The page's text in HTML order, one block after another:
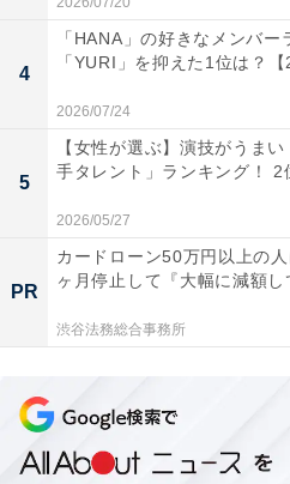
人が多そうなイメージがある
城県）、「学園都市で、天皇
らお金持ちの街なのではと思
県）といった声がありました
この記事の執筆者
All About ニュースの編集者。オー
ドにフォーカスした記事執筆やSEO
ちにAll About ニュースチームのメ
チャー・エンタメなどを中心に企画
屋巡りとスポーツ観戦が生きがい。
4
「HANA」の好きなメンバ
「YURI」を抑えた1位は？【
2026/07/24
5
【女性が選ぶ】演技がうま
手タレント」ランキング！ 2
2026/05/27
PR
カードローン50万円以上の
ヶ月停止して『大幅に減額し
渋谷法務総合事務所